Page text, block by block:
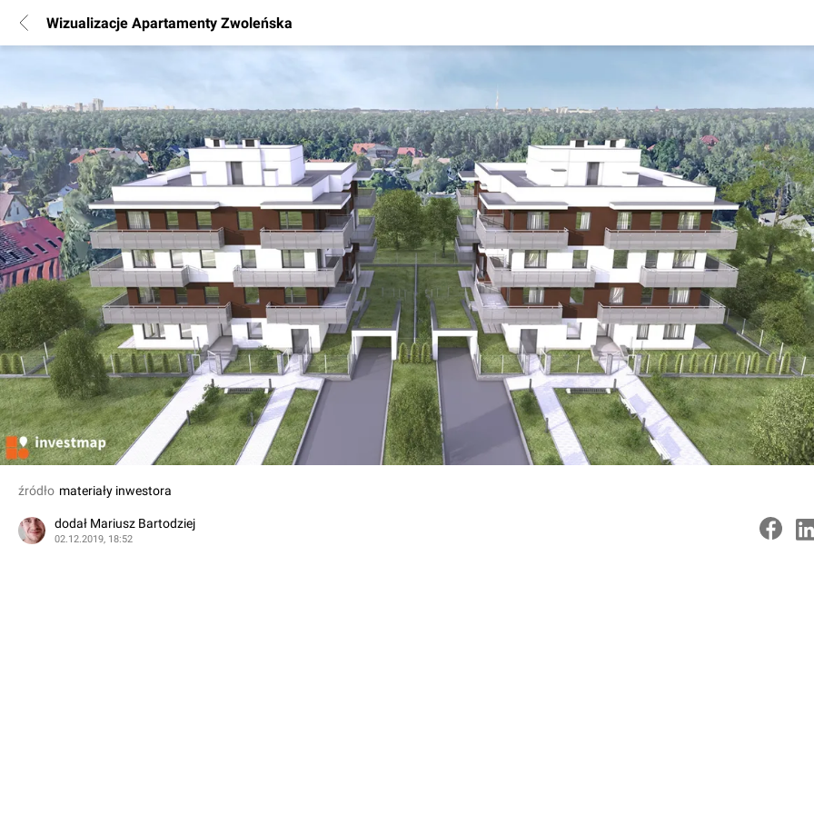
POPULARNE REGIONY
Warszawa
Wrocław
Kraków
Poznań
Katowice
Lublin
Gdańsk
Łódź Szczecin
INFORMACJE
Regulamin
Polityka Prywatności
Kontakt
Marketing nieruchomości
Wizualizacje Apartamenty Zwoleńska
źródło materiały inwestora
dodał Mariusz Bartodziej
02.12.2019, 18:52